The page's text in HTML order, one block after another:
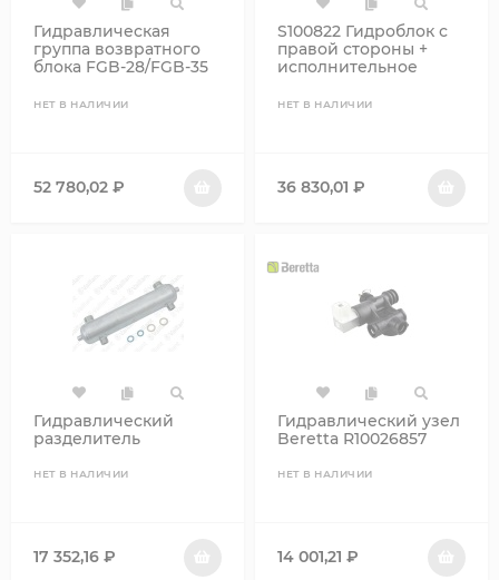
Гидравлическая
группа возвратного
блока FGB-28/FGB-35
НЕТ В НАЛИЧИИ
52 780,02 ₽
S100822 Гидроблок с
правой стороны +
исполнительное
давления
НЕТ В НАЛИЧИИ
36 830,01 ₽
Гидравлический
разделитель
НЕТ В НАЛИЧИИ
17 352,16 ₽
Гидравлический узел
Beretta R10026857
НЕТ В НАЛИЧИИ
14 001,21 ₽